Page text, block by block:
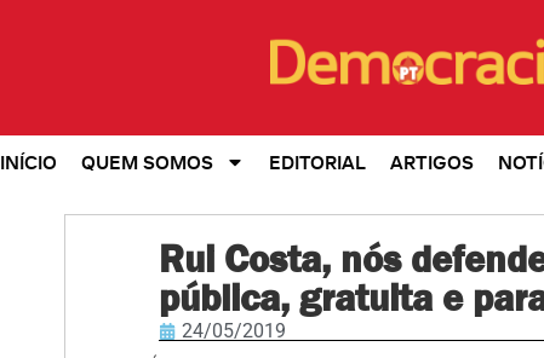
INÍCIO QUEM SOMOS EDITORIAL ARTIGOS
Rui Costa, nós
pública, gratuita e
24/05/2019